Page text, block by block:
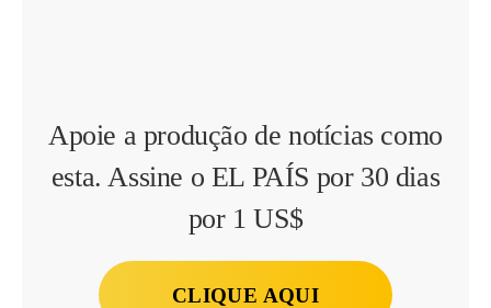
Apoie a produção de notícias como
esta. Assine o EL PAÍS por 30 dias
por 1 US$
CLIQUE AQUI